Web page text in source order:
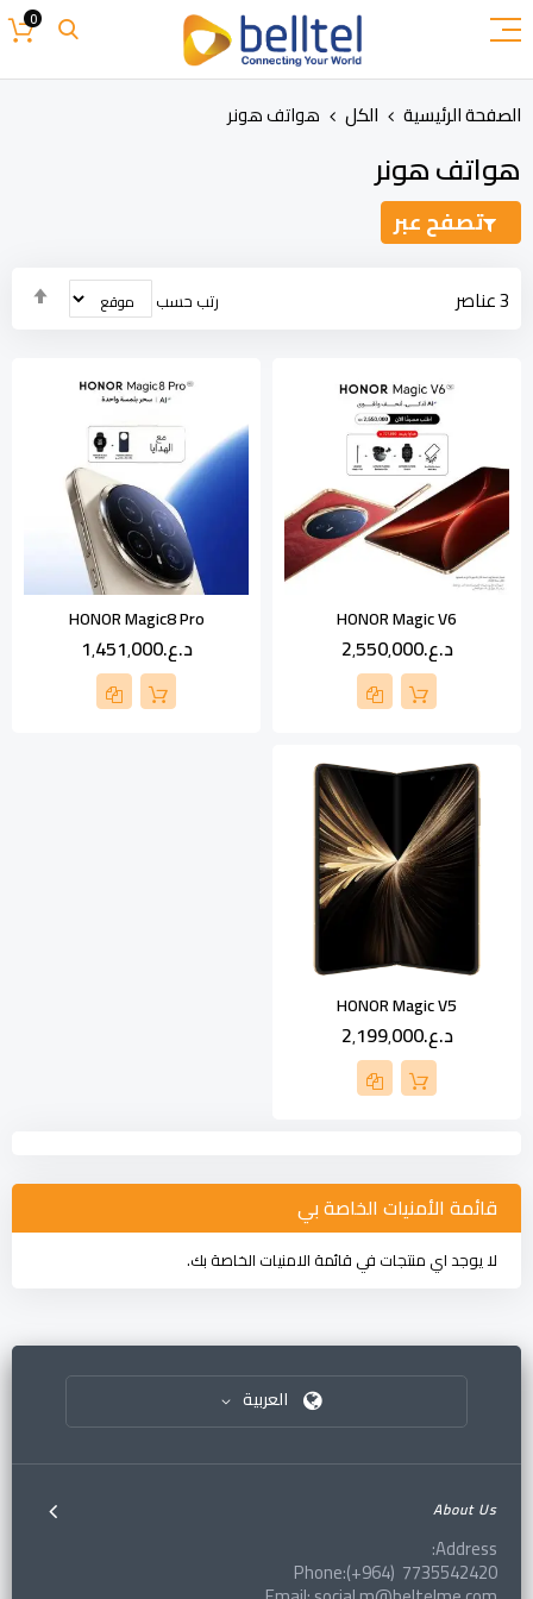
إلى
المحتوى
0
الصفحة الرئيسية الكل هواتف هونر
هواتف هونر
3عناصر رتب حسب
HONOR Magic V6
د.ع.‏2٬550٬000
HONOR Magic8 Pro
د.ع.‏1٬451٬000
HONOR Magic V5
د.ع.‏2٬199٬000
تصفح عبر
قائمة الأمنيات الخاصة بي
لا يوجد اي منتجات في قائمة الامنيات الخاصة بك.
العربية
About Us
Address:
Phone:(+964) 7735542420